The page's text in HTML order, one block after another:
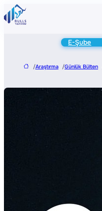
E-Şube
/Araştırma /Günlük Bülten